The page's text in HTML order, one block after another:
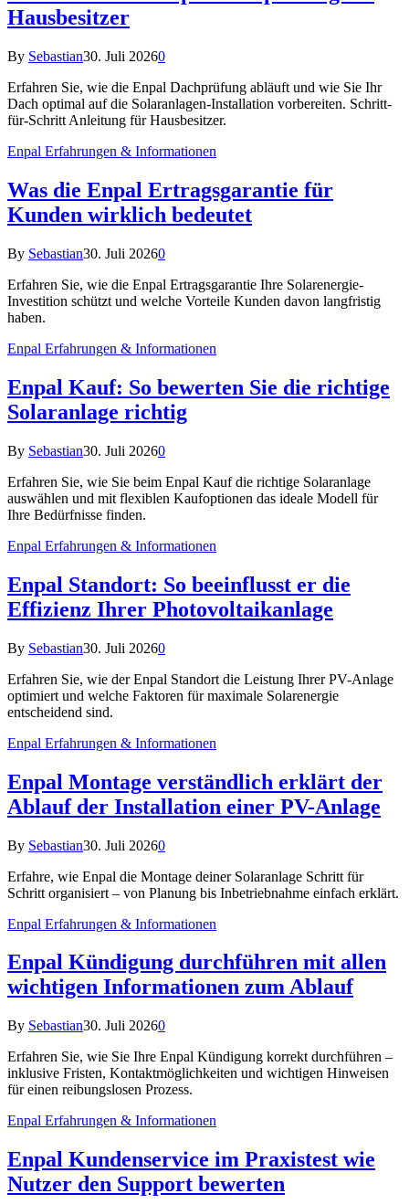
Hausbesitzer
By Sebastian30. Juli 20260
Erfahren Sie, wie die Enpal Dachprüfung abläuft und wie Sie Ihr
Dach optimal auf die Solaranlagen-Installation vorbereiten. Schritt-
für-Schritt Anleitung für Hausbesitzer.
Enpal Erfahrungen & Informationen
Was die Enpal Ertragsgarantie für
Kunden wirklich bedeutet
By Sebastian30. Juli 20260
Erfahren Sie, wie die Enpal Ertragsgarantie Ihre Solarenergie-
Investition schützt und welche Vorteile Kunden davon langfristig
haben.
Enpal Erfahrungen & Informationen
Enpal Kauf: So bewerten Sie die richtige
Solaranlage richtig
By Sebastian30. Juli 20260
Erfahren Sie, wie Sie beim Enpal Kauf die richtige Solaranlage
auswählen und mit flexiblen Kaufoptionen das ideale Modell für
Ihre Bedürfnisse finden.
Enpal Erfahrungen & Informationen
Enpal Standort: So beeinflusst er die
Effizienz Ihrer Photovoltaikanlage
By Sebastian30. Juli 20260
Erfahren Sie, wie der Enpal Standort die Leistung Ihrer PV-Anlage
optimiert und welche Faktoren für maximale Solarenergie
entscheidend sind.
Enpal Erfahrungen & Informationen
Enpal Montage verständlich erklärt der
Ablauf der Installation einer PV-Anlage
By Sebastian30. Juli 20260
Erfahre, wie Enpal die Montage deiner Solaranlage Schritt für
Schritt organisiert – von Planung bis Inbetriebnahme einfach erklärt.
Enpal Erfahrungen & Informationen
Enpal Kündigung durchführen mit allen
wichtigen Informationen zum Ablauf
By Sebastian30. Juli 20260
Erfahren Sie, wie Sie Ihre Enpal Kündigung korrekt durchführen –
inklusive Fristen, Kontaktmöglichkeiten und wichtigen Hinweisen
für einen reibungslosen Prozess.
Enpal Erfahrungen & Informationen
Enpal Kundenservice im Praxistest wie
Nutzer den Support bewerten